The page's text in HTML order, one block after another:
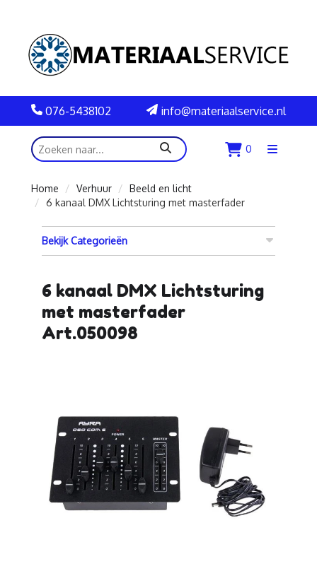
076-5438102 info@materiaalservice.nl
zoeken 0
Menu
Home
Verhuur
Beeld en licht
6 kanaal DMX Lichtsturing met masterfader
Bekijk Categorieën
6 kanaal DMX Lichtsturing
met masterfader
Art.050098